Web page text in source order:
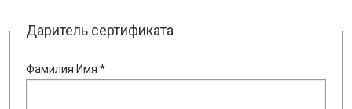
Даритель сертификата
Фамилия Имя *